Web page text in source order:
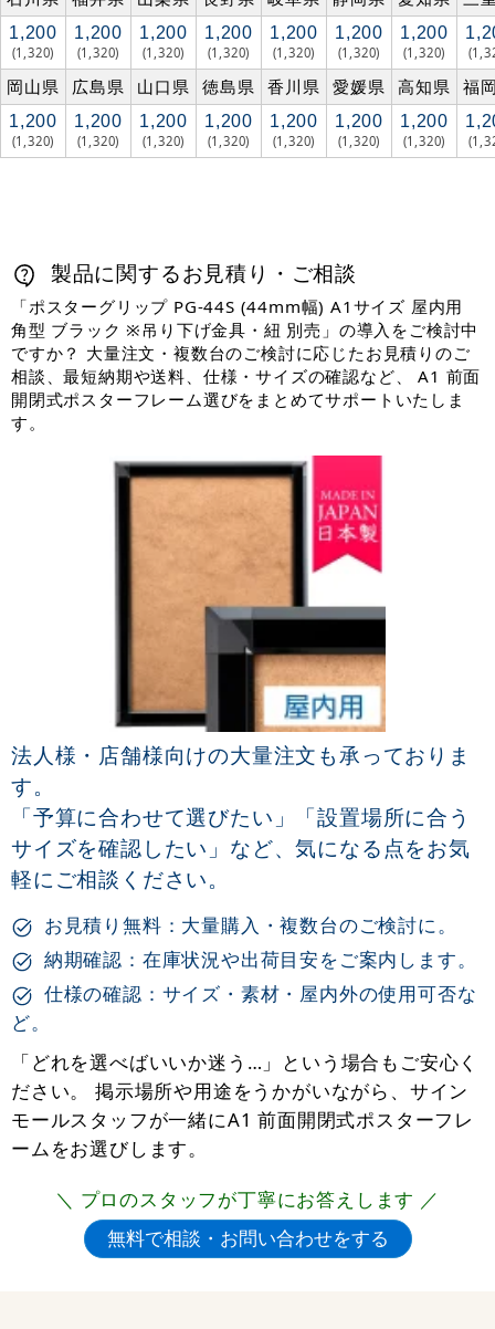
1,200
(1,320)
1,200
(1,320)
1,200
(1,320)
1,200
(1,320)
1,200
(1,320)
1,200
(1,320)
1,200
(1,320)
岡山県 広島県 山口県 徳島県 香川県 愛媛県 高知県 福
1,200
(1,320)
1,200
(1,320)
1,200
(1,320)
1,200
(1,320)
1,200
(1,320)
1,200
(1,320)
1,200
(1,320)
製品に関するお見積り・ご相談
「ポスターグリップ PG-44S (44mm幅) A1サイズ 屋内用
角型 ブラック ※吊り下げ金具・紐 別売」の導入をご検討中
ですか？ 大量注文・複数台のご検討に応じたお見積りのご
相談、最短納期や送料、仕様・サイズの確認など、 A1 前面
開閉式ポスターフレーム選びをまとめてサポートいたしま
す。
法人様・店舗様向けの大量注文も承っておりま
す。
「予算に合わせて選びたい」「設置場所に合う
サイズを確認したい」など、気になる点をお気
軽にご相談ください。
お見積り無料：大量購入・複数台のご検討に。
納期確認：在庫状況や出荷目安をご案内します。
仕様の確認：サイズ・素材・屋内外の使用可否な
ど。
「どれを選べばいいか迷う…」という場合もご安心く
ださい。 掲示場所や用途をうかがいながら、サイン
モールスタッフが一緒にA1 前面開閉式ポスターフレ
ームをお選びします。
＼ プロのスタッフが丁寧にお答えします ／